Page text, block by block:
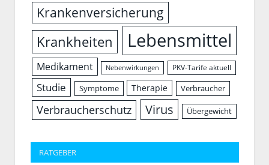
Krankenversicherung
Krankheiten Lebensmittel
Medikament Nebenwirkungen PKV-Tarife aktuell
Studie Symptome Therapie Verbraucher
Verbraucherschutz Virus Übergewicht
RATGEBER